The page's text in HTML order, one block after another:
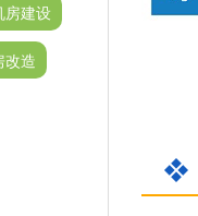
房建设
改造